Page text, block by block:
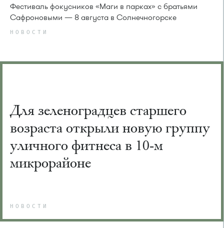
Фестиваль фокусников «Маги в парках» с братьями
Сафроновыми — 8 августа в Солнечногорске
НОВОСТИ
Для зеленоградцев старшего
возраста открыли новую группу
уличного фитнеса в 10-м
микрорайоне
НОВОСТИ